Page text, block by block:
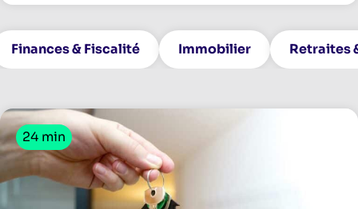
Finances & Fiscalité Immobilier Retraites
24 min